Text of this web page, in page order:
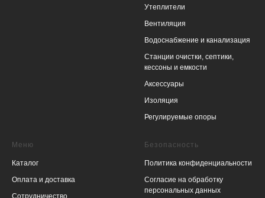
Утеплители
Вентиляция
Водоснабжение и канализация
Станции очистки, cептики,
кессоны и емкости
Аксессуары
Изоляция
Регулируемые опоры
Меню
Каталог
Оплата и доставка
Сотрудничество
Безопасность
Политика конфиденциальности
Согласие на обработку
персональных данных